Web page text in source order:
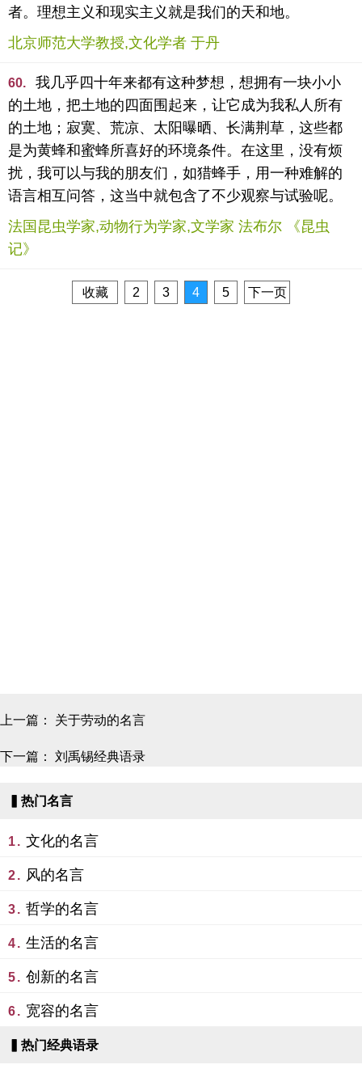
者。理想主义和现实主义就是我们的天和地。
北京师范大学教授,文化学者 于丹
60.
我几乎四十年来都有这种梦想，想拥有一块小小
的土地，把土地的四面围起来，让它成为我私人所有
的土地；寂寞、荒凉、太阳曝晒、长满荆草，这些都
是为黄蜂和蜜蜂所喜好的环境条件。在这里，没有烦
扰，我可以与我的朋友们，如猎蜂手，用一种难解的
语言相互问答，这当中就包含了不少观察与试验呢。
法国昆虫学家,动物行为学家,文学家 法布尔 《昆虫
记》
收藏 2 3 4 5 下一页
上一篇： 关于劳动的名言
下一篇： 刘禹锡经典语录
▍热门名言
1. 文化的名言
2. 风的名言
3. 哲学的名言
4. 生活的名言
5. 创新的名言
6. 宽容的名言
▍热门经典语录